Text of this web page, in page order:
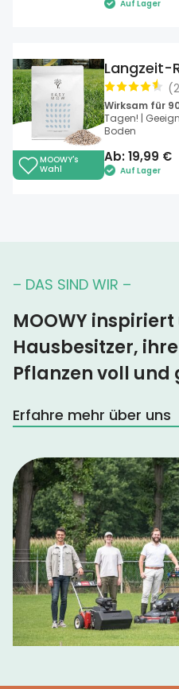
Auf Lager
MOOWY's
Wahl
(
Langzeit-
Wirksam für
Tagen! |
Boden
Ab: 19,99 €
Auf Lager
– DAS SIND WIR –
MOOWY
Hausbesitzer,
Pflanzen voll und
Erfahre mehr über uns